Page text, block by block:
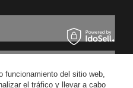
funcionamiento del sitio web,
el tráfico y llevar a cabo